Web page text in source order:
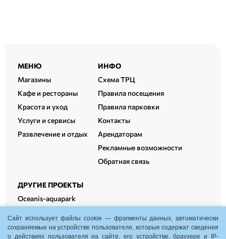
Расширенный
подвал
МЕНЮ
Магазины
Кафе и рестораны
Красота и уход
Услуги и сервисы
Развлечение и отдых
ИНФО
Схема ТРЦ
Правила посещения
Правила парковки
Контакты
Арендаторам
Рекламные возможности
Обратная связь
ДРУГИЕ ПРОЕКТЫ
Oceanis-aquapark
Oceanis-fitness
Сайт использует файлы cookie — фрагменты данных, автоматически
сохраняемые на устройстве пользователя, которые содержат сведения
о действиях пользователя на сайте, его устройстве, браузере и IP-